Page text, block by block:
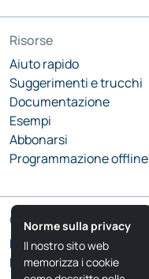
Risorse
Aiuto rapido
Suggerimenti e trucchi
Documentazione
Esempi
Abbonarsi
Programmazione offline
Comunità
Blog RoboDK
Forum RoboDK
Norme sulla privacy
Il nostro sito web
memorizza i cookie